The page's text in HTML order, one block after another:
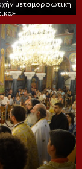
μεταμορφωτική